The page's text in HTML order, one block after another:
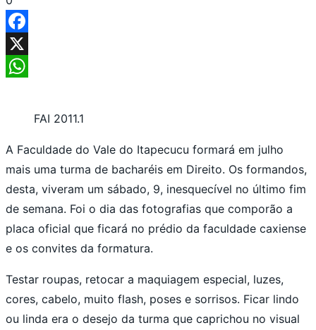
Facebook
X
FAI 2011.1
A Faculdade do Vale do Itapecucu formará em julho
mais uma turma de bacharéis em Direito. Os formandos,
desta, viveram um sábado, 9, inesquecível no último fim
de semana. Foi o dia das fotografias que comporão a
placa oficial que ficará no prédio da faculdade caxiense
e os convites da formatura.
Testar roupas, retocar a maquiagem especial, luzes,
cores, cabelo, muito flash, poses e sorrisos. Ficar lindo
ou linda era o desejo da turma que caprichou no visual